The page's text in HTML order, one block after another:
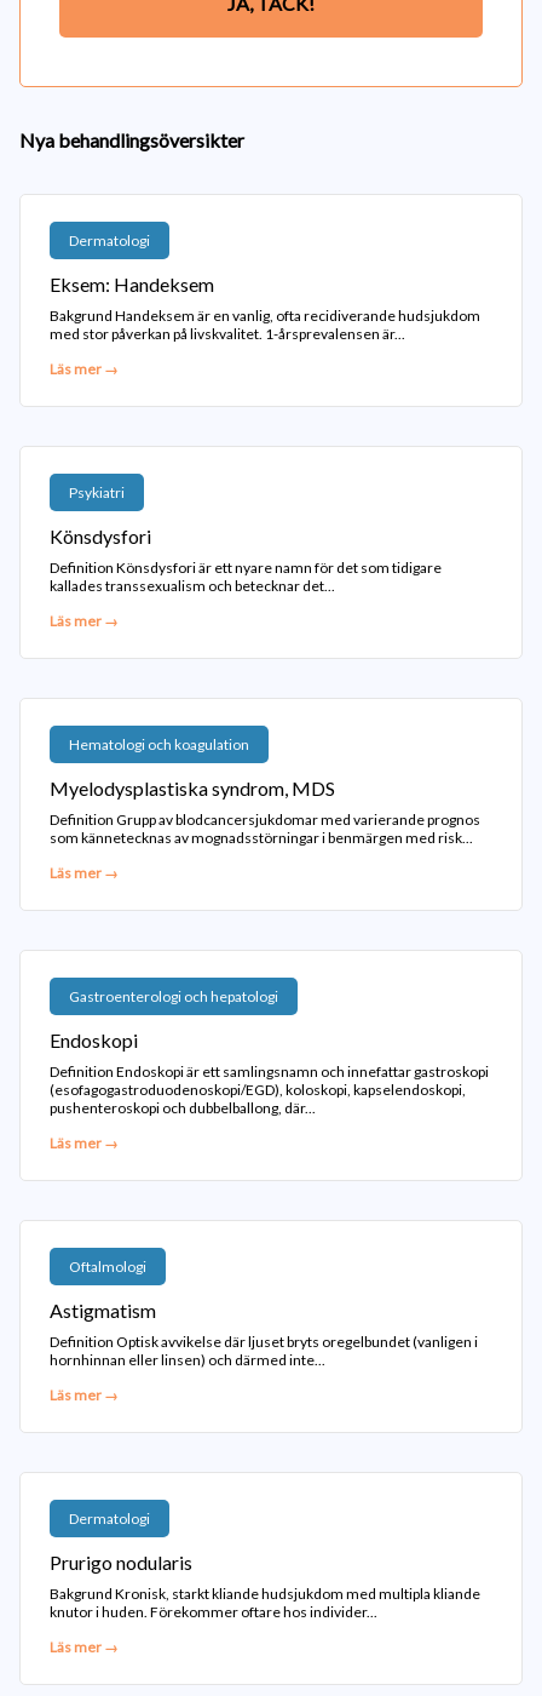
Nya behandlingsöversikter
Dermatologi
Eksem: Handeksem
Bakgrund Handeksem är en vanlig, ofta recidiverande hudsjukdom
med stor påverkan på livskvalitet. 1-årsprevalensen är...
Läs mer →
Psykiatri
Könsdysfori
Definition Könsdysfori är ett nyare namn för det som tidigare
kallades transsexualism och betecknar det...
Läs mer →
Hematologi och koagulation
Myelodysplastiska syndrom, MDS
Definition Grupp av blodcancersjukdomar med varierande prognos
som kännetecknas av mognadsstörningar i benmärgen med risk...
Läs mer →
Gastroenterologi och hepatologi
Endoskopi
Definition Endoskopi är ett samlingsnamn och innefattar gastroskopi
(esofagogastroduodenoskopi/EGD), koloskopi, kapselendoskopi,
pushenteroskopi och dubbelballong, där...
Läs mer →
Oftalmologi
Astigmatism
Definition Optisk avvikelse där ljuset bryts oregelbundet (vanligen i
hornhinnan eller linsen) och därmed inte...
Läs mer →
Dermatologi
Prurigo nodularis
Bakgrund Kronisk, starkt kliande hudsjukdom med multipla kliande
knutor i huden. Förekommer oftare hos individer...
Läs mer →